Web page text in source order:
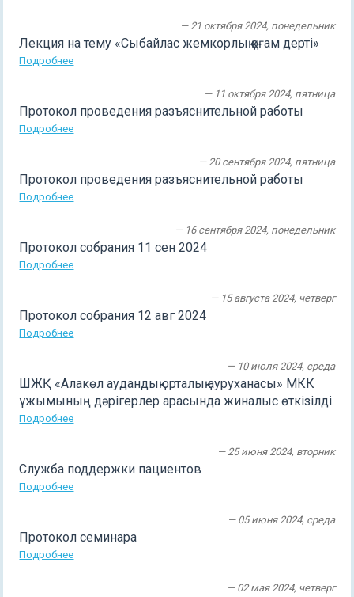
— 21 октября 2024, понедельник
Лекция на тему «Сыбайлас жемкорлық қоғам дерті»
Подробнее
— 11 октября 2024, пятница
Протокол проведения разъяснительной работы
Подробнее
— 20 сентября 2024, пятница
Протокол проведения разъяснительной работы
Подробнее
— 16 сентября 2024, понедельник
Протокол собрания 11 сен 2024
Подробнее
— 15 августа 2024, четверг
Протокол собрания 12 авг 2024
Подробнее
— 10 июля 2024, среда
ШЖҚ «Алакөл аудандық орталық ауруханасы» МКК
ұжымының дәрігерлер арасында жиналыс өткізілді.
Подробнее
— 25 июня 2024, вторник
Служба поддержки пациентов
Подробнее
— 05 июня 2024, среда
Протокол семинара
Подробнее
— 02 мая 2024, четверг